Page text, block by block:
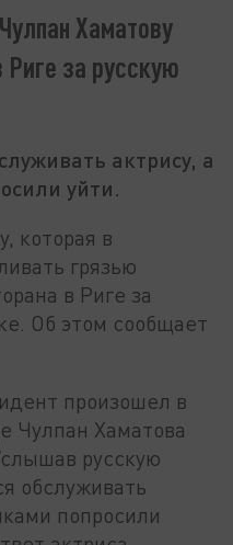
Хаматову
Риге за русскую
актрису, а
уйти.
которая в
грязью
в Риге за
Об этом сообщает
произошел в
Чулпан Хаматова
русскую
обслуживать
попросили